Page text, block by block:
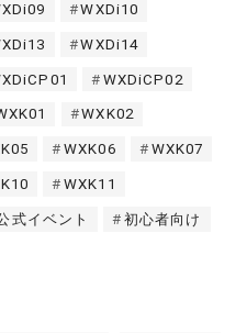
WXDi10
WXDi14
WXDiCP02
WXK02
WXK06 WXK07
WXK11
式イベント 初心者向け